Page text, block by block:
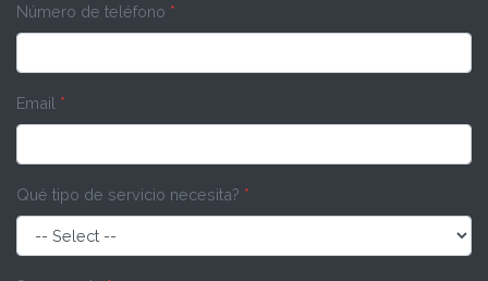
Número de teléfono *
Email *
Qué tipo de servicio necesita? *